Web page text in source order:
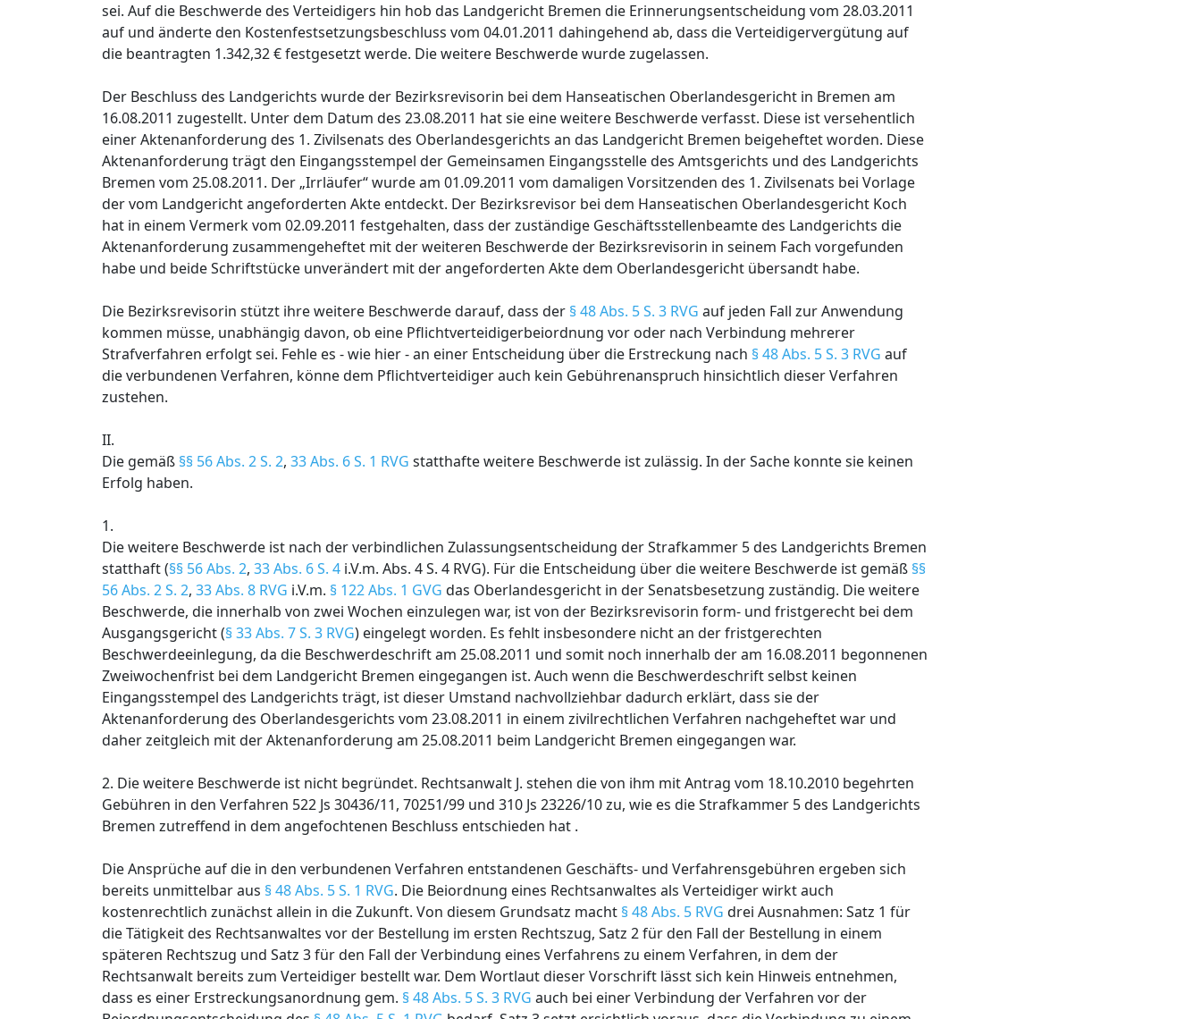
sei. Auf die Beschwerde des Verteidigers hin hob das Landgericht Bremen die Erinnerungsentscheidung vom 28.03.2011
auf und änderte den Kostenfestsetzungsbeschluss vom 04.01.2011 dahingehend ab, dass die Verteidigervergütung auf
die beantragten 1.342,32 € festgesetzt werde. Die weitere Beschwerde wurde zugelassen.
Der Beschluss des Landgerichts wurde der Bezirksrevisorin bei dem Hanseatischen Oberlandesgericht in Bremen am
16.08.2011 zugestellt. Unter dem Datum des 23.08.2011 hat sie eine weitere Beschwerde verfasst. Diese ist versehentlich
einer Aktenanforderung des 1. Zivilsenats des Oberlandesgerichts an das Landgericht Bremen beigeheftet worden. Diese
Aktenanforderung trägt den Eingangsstempel der Gemeinsamen Eingangsstelle des Amtsgerichts und des Landgerichts
Bremen vom 25.08.2011. Der „Irrläufer“ wurde am 01.09.2011 vom damaligen Vorsitzenden des 1. Zivilsenats bei Vorlage
der vom Landgericht angeforderten Akte entdeckt. Der Bezirksrevisor bei dem Hanseatischen Oberlandesgericht Koch
hat in einem Vermerk vom 02.09.2011 festgehalten, dass der zuständige Geschäftsstellenbeamte des Landgerichts die
Aktenanforderung zusammengeheftet mit der weiteren Beschwerde der Bezirksrevisorin in seinem Fach vorgefunden
habe und beide Schriftstücke unverändert mit der angeforderten Akte dem Oberlandesgericht übersandt habe.
Die Bezirksrevisorin stützt ihre weitere Beschwerde darauf, dass der § 48 Abs. 5 S. 3 RVG auf jeden Fall zur Anwendung
kommen müsse, unabhängig davon, ob eine Pflichtverteidigerbeiordnung vor oder nach Verbindung mehrerer
Strafverfahren erfolgt sei. Fehle es - wie hier - an einer Entscheidung über die Erstreckung nach § 48 Abs. 5 S. 3 RVG auf
die verbundenen Verfahren, könne dem Pflichtverteidiger auch kein Gebührenanspruch hinsichtlich dieser Verfahren
zustehen.
II.
Die gemäß §§ 56 Abs. 2 S. 2, 33 Abs. 6 S. 1 RVG statthafte weitere Beschwerde ist zulässig. In der Sache konnte sie keinen
Erfolg haben.
1.
Die weitere Beschwerde ist nach der verbindlichen Zulassungsentscheidung der Strafkammer 5 des Landgerichts Bremen
statthaft (§§ 56 Abs. 2, 33 Abs. 6 S. 4 i.V.m. Abs. 4 S. 4 RVG). Für die Entscheidung über die weitere Beschwerde ist gemäß §§
56 Abs. 2 S. 2, 33 Abs. 8 RVG i.V.m. § 122 Abs. 1 GVG das Oberlandesgericht in der Senatsbesetzung zuständig. Die weitere
Beschwerde, die innerhalb von zwei Wochen einzulegen war, ist von der Bezirksrevisorin form- und fristgerecht bei dem
Ausgangsgericht (§ 33 Abs. 7 S. 3 RVG) eingelegt worden. Es fehlt insbesondere nicht an der fristgerechten
Beschwerdeeinlegung, da die Beschwerdeschrift am 25.08.2011 und somit noch innerhalb der am 16.08.2011 begonnenen
Zweiwochenfrist bei dem Landgericht Bremen eingegangen ist. Auch wenn die Beschwerdeschrift selbst keinen
Eingangsstempel des Landgerichts trägt, ist dieser Umstand nachvollziehbar dadurch erklärt, dass sie der
Aktenanforderung des Oberlandesgerichts vom 23.08.2011 in einem zivilrechtlichen Verfahren nachgeheftet war und
daher zeitgleich mit der Aktenanforderung am 25.08.2011 beim Landgericht Bremen eingegangen war.
2. Die weitere Beschwerde ist nicht begründet. Rechtsanwalt J. stehen die von ihm mit Antrag vom 18.10.2010 begehrten
Gebühren in den Verfahren 522 Js 30436/11, 70251/99 und 310 Js 23226/10 zu, wie es die Strafkammer 5 des Landgerichts
Bremen zutreffend in dem angefochtenen Beschluss entschieden hat .
Die Ansprüche auf die in den verbundenen Verfahren entstandenen Geschäfts- und Verfahrensgebühren ergeben sich
bereits unmittelbar aus § 48 Abs. 5 S. 1 RVG. Die Beiordnung eines Rechtsanwaltes als Verteidiger wirkt auch
kostenrechtlich zunächst allein in die Zukunft. Von diesem Grundsatz macht § 48 Abs. 5 RVG drei Ausnahmen: Satz 1 für
die Tätigkeit des Rechtsanwaltes vor der Bestellung im ersten Rechtszug, Satz 2 für den Fall der Bestellung in einem
späteren Rechtszug und Satz 3 für den Fall der Verbindung eines Verfahrens zu einem Verfahren, in dem der
Rechtsanwalt bereits zum Verteidiger bestellt war. Dem Wortlaut dieser Vorschrift lässt sich kein Hinweis entnehmen,
dass es einer Erstreckungsanordnung gem. § 48 Abs. 5 S. 3 RVG auch bei einer Verbindung der Verfahren vor der